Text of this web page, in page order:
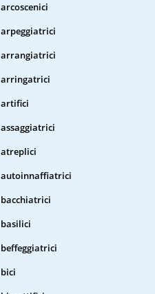
arcoscenici
arpeggiatrici
arrangiatrici
arringatrici
artifici
assaggiatrici
atreplici
autoinnaffiatrici
bacchiatrici
basilici
beffeggiatrici
bici